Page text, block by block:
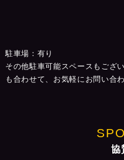
駐車場：有り
その他駐車可能スペースもござ
も合わせて、お気軽にお問い合
協